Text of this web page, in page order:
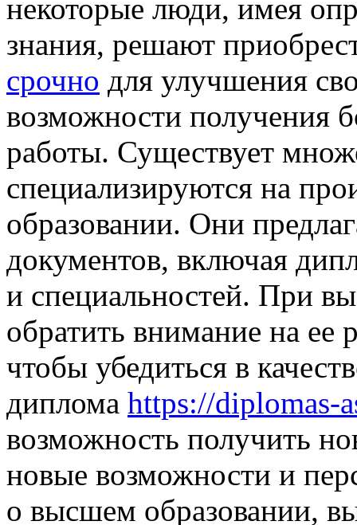
некоторые люди, имея
знания, решают
срочно для улучшения
возможности получения
работы. Существует
специализируются на
образовании. Они
документов, включая
и специальностей. При
обратить внимание на ее
чтобы убедиться в
диплома https://diplomas-
возможность получить
новые возможности и
о высшем образовании,